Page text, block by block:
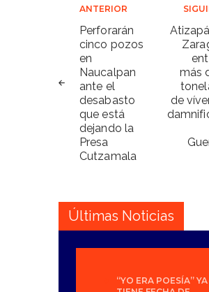
Navegación
de
entradas
ANTERIOR
Perforarán
cinco pozos
en
Naucalpan
ante el
desabasto
que está
dejando la
Presa
Cutzamala
más
de
Últimas Noticias
“YO ERA POESÍA” YA